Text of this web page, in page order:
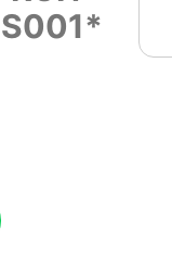
S001*